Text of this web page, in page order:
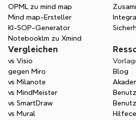
Exportieren – alles, ohne Ihr
OPML zu mind map
Mind map-Ersteller
KI-SOP-Generator
Notebooklm zu Xmind
Vergleichen
vs Visio
gegen Miro
vs Milanote
vs MindMeister
vs SmartDraw
vs Mural
Blog